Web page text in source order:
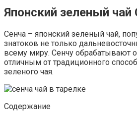
Японский зеленый чай
Сенча – японский зеленый чай,
знатоков не только
всему миру. Сенчу обрабатывают
отличным от традиционного
зеленого чая.
Содержание